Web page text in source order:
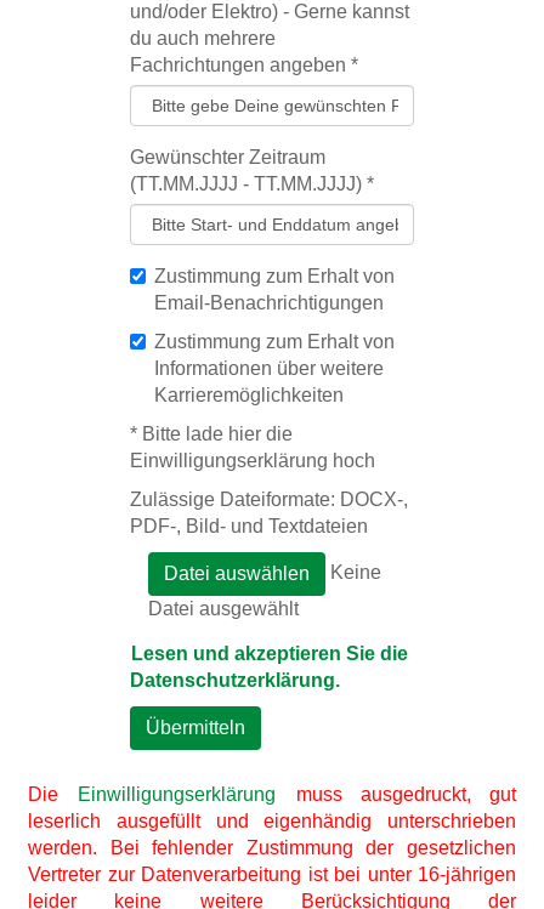
und/oder Elektro) - Gerne kannst
du auch mehrere
Fachrichtungen angeben *
Gewünschter Zeitraum
(TT.MM.JJJJ - TT.MM.JJJJ) *
Zustimmung zum Erhalt von
Email-Benachrichtigungen
Zustimmung zum Erhalt von
Informationen über weitere
Karrieremöglichkeiten
*Bitte lade hier die
Einwilligungserklärung hoch
Zulässige Dateiformate: DOCX-,
PDF-, Bild- und Textdateien
Datei auswählen
Keine
Datei ausgewählt
Lesen und akzeptieren Sie die
Datenschutzerklärung.
Übermitteln
Die Einwilligungserklärung
muss ausgedruckt, gut
leserlich ausgefüllt und eigenhändig unterschrieben
werden. Bei fehlender Zustimmung der gesetzlichen
Vertreter zur Datenverarbeitung ist bei unter 16-jährigen
leider keine weitere Berücksichtigung der